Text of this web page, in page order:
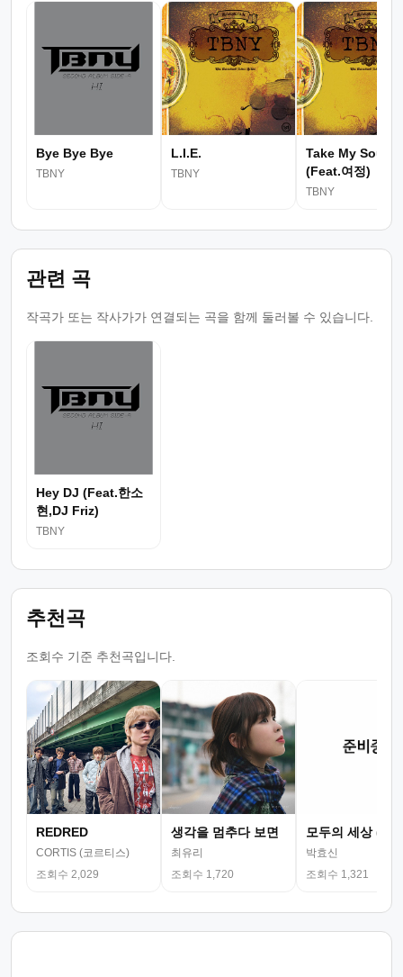
Bye Bye Bye
TBNY
L.I.E.
TBNY
Take My Soul
(Feat.여정)
TBNY
관련 곡
작곡가 또는 작사가가 연결되는 곡을 함께 둘러볼 수 있습니다.
Hey DJ (Feat.한소
현,DJ Friz)
TBNY
추천곡
조회수 기준 추천곡입니다.
REDRED
CORTIS (코르티스)
조회수 2,029
생각을 멈추다 보면
최유리
조회수 1,720
모두의 세상 (뮤
박효신
조회수 1,321